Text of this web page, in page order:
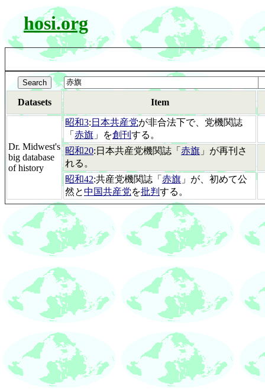
hosi.org
Datasets Item
Dr. Midwest's
big database
of history
昭和3: 日本共産党が非合法下で、党機関誌
「 赤旗 」を創刊 する。
昭和20:日本共産党機関誌「 赤旗 」が再刊さ
れる。
昭和42:共産党機関誌「 赤旗 」が、初めて公
然と中国共産党を批判 する。